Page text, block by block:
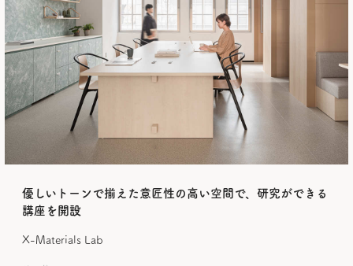
優しいトーンで揃えた意匠性の高い空間で、研究ができる
講座を開設
X-Materials Lab